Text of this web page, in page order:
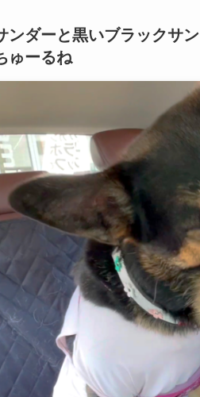
ンダーと黒いブラックサ
ゅーるね